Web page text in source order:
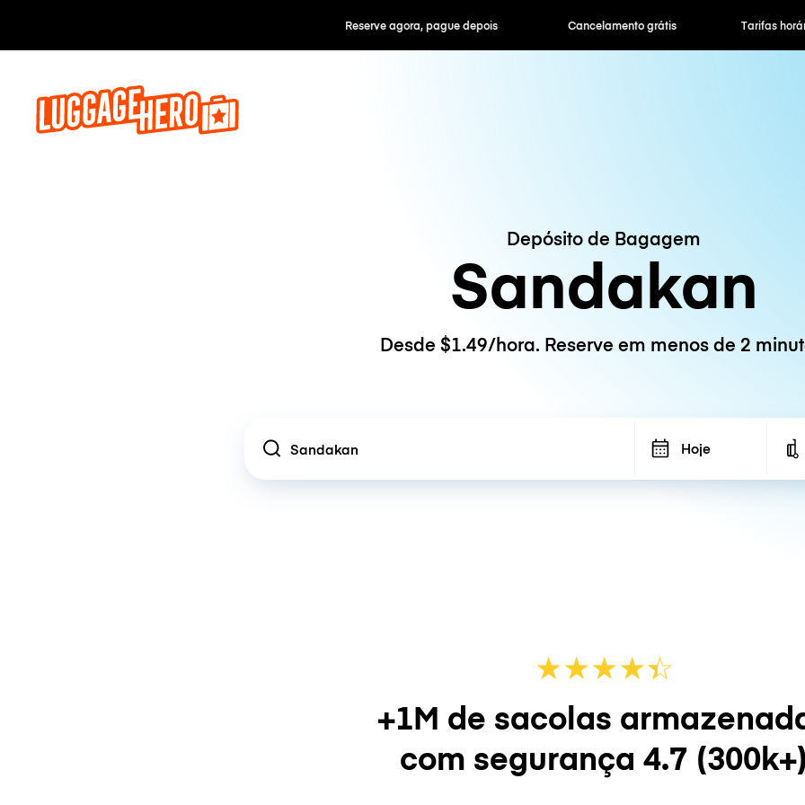
Reserve agora, pague depois Cancelamento grátis Tarifas
Depósito de Bagagem
Sandakan
Desde $1.49/hora. Reserve em menos de 2
Location Hoje
★★★★☆
★
+1M de sacolas
com segurança 4.7 (300k+)